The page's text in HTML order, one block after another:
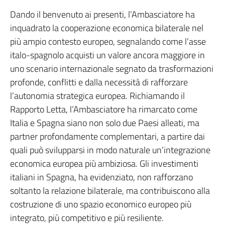
Dando il benvenuto ai presenti, l’Ambasciatore ha
inquadrato la cooperazione economica bilaterale nel
più ampio contesto europeo, segnalando come l’asse
italo-spagnolo acquisti un valore ancora maggiore in
uno scenario internazionale segnato da trasformazioni
profonde, conflitti e dalla necessità di rafforzare
l’autonomia strategica europea. Richiamando il
Rapporto Letta, l’Ambasciatore ha rimarcato come
Italia e Spagna siano non solo due Paesi alleati, ma
partner profondamente complementari, a partire dai
quali può svilupparsi in modo naturale un’integrazione
economica europea più ambiziosa. Gli investimenti
italiani in Spagna, ha evidenziato, non rafforzano
soltanto la relazione bilaterale, ma contribuiscono alla
costruzione di uno spazio economico europeo più
integrato, più competitivo e più resiliente.